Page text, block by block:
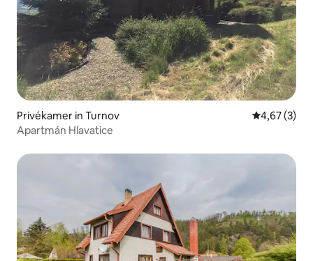
Privékamer in Turnov
4,67 (3)
Apartmán Hlavatice